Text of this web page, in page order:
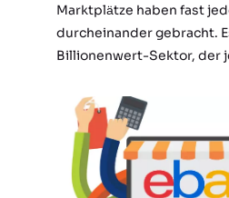
Marktplätze haben fast
durcheinander gebracht.
Billionenwert-Sektor, der
hervorbringt. Aber wie
Marktplatz-Website zu
diese Idee wert, Geld…